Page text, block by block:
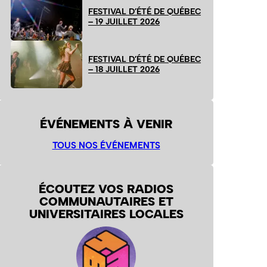
FESTIVAL D’ÉTÉ DE QUÉBEC
– 19 JUILLET 2026
FESTIVAL D’ÉTÉ DE QUÉBEC
– 18 JUILLET 2026
ÉVÉNEMENTS À VENIR
TOUS NOS ÉVÉNEMENTS
ÉCOUTEZ VOS RADIOS
COMMUNAUTAIRES ET
UNIVERSITAIRES LOCALES